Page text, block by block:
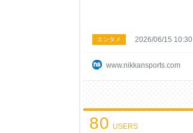
www.nikkansports.com
エンタメ 2026/06/15 10:30
80 USERS